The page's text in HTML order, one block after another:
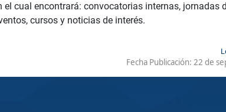
el cual encontrará: convocatorias internas, jornadas
cursos y noticias de interés.
Fecha Publicación: 22 de